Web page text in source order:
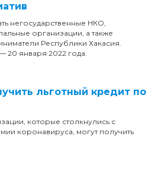
негосударственные НКО,
организации, а также
Республики Хакасия.
20 января 2022 года.
льготный кредит по
которые столкнулись с
коронавируса, могут получить